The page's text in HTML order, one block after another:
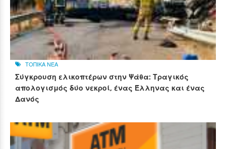
ΤΟΠΙΚΑ ΝΕΑ
Σύγκρουση ελικοπτέρων στην Ψάθα: Τραγικός
απολογισμός δύο νεκροί, ένας Έλληνας και ένας
Δανός